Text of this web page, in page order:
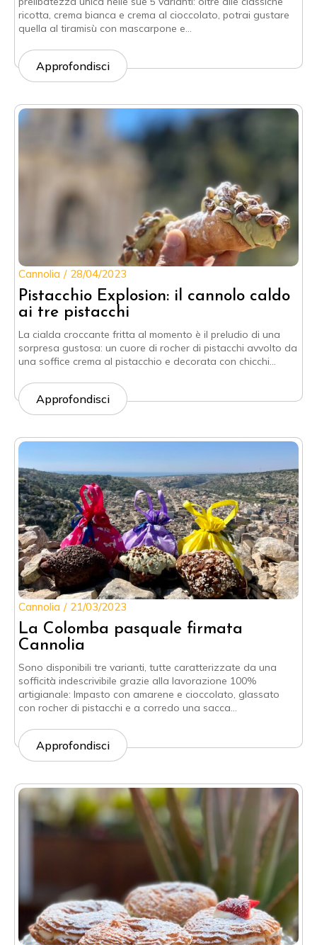
ricotta, crema bianca e crema al cioccolato, potrai gustare
quella al tiramisù con mascarpone e…
Approfondisci
Pistacchio Explosion: il cannolo caldo
ai tre pistacchi
Cannolia 28/04/2023
La cialda croccante fritta al momento è il preludio di una
sorpresa gustosa: un cuore di rocher di pistacchi avvolto da
una soffice crema al pistacchio e decorata con chicchi…
Approfondisci
La Colomba pasquale firmata
Cannolia
Cannolia 21/03/2023
Sono disponibili tre varianti, tutte caratterizzate da una
sofficità indescrivibile grazie alla lavorazione 100%
artigianale: Impasto con amarene e cioccolato, glassato
con rocher di pistacchi e a corredo una sacca…
Approfondisci